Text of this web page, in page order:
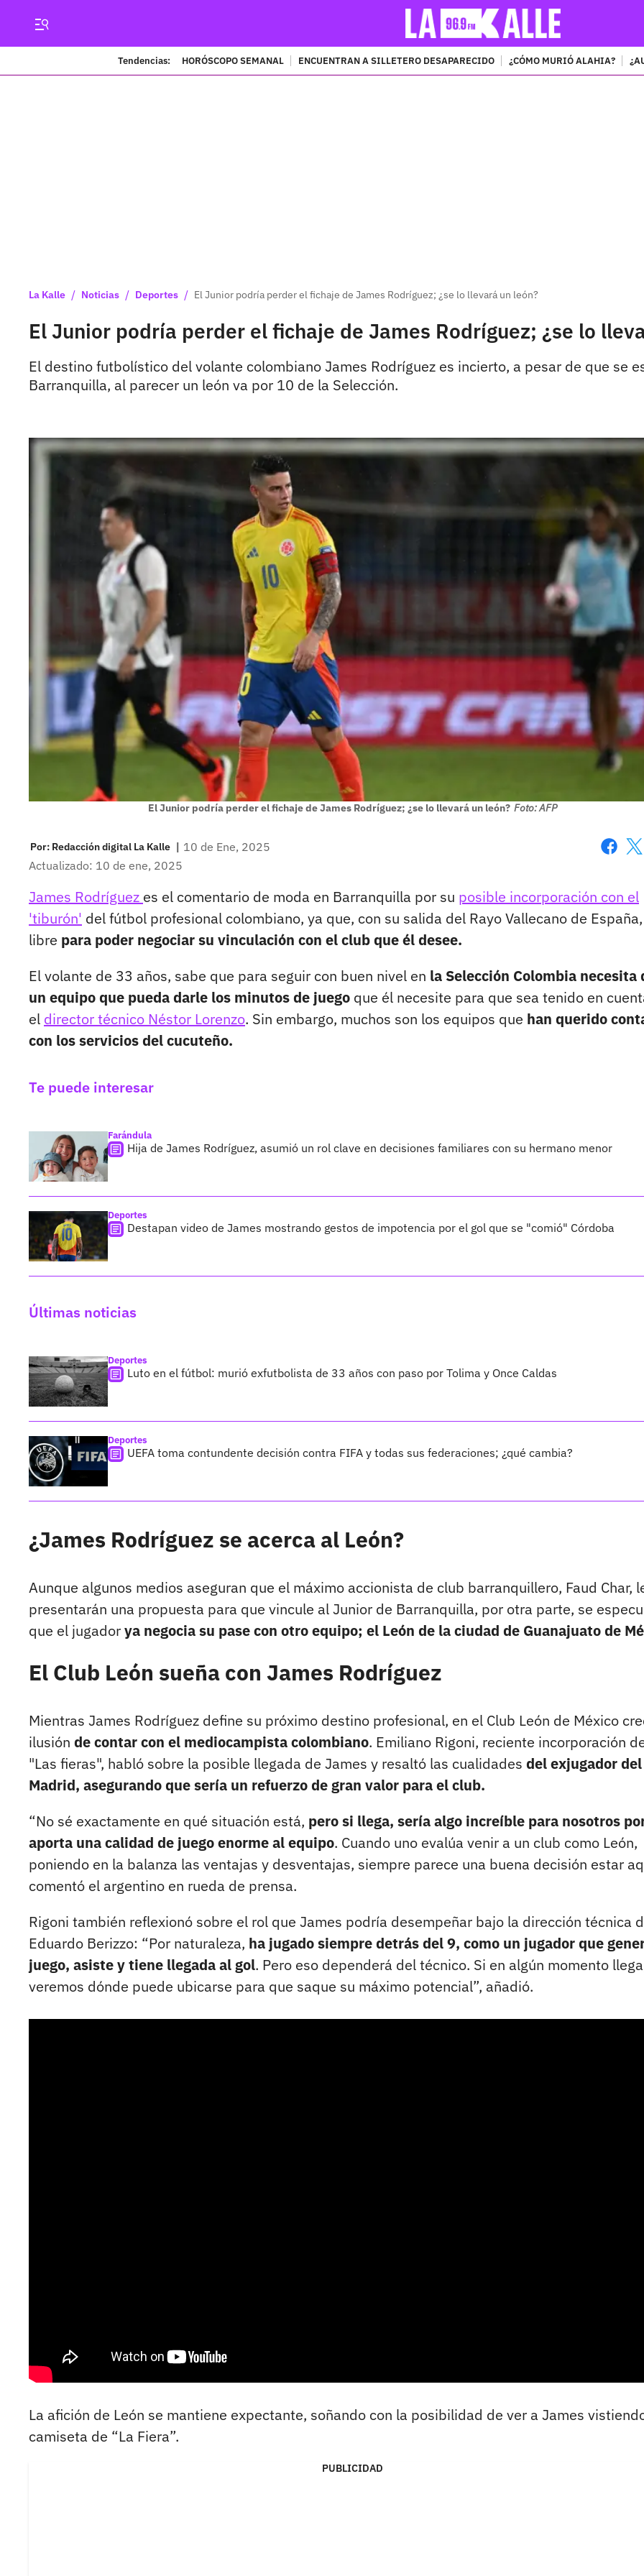
Tendencias: HORÓSCOPO SEMANAL ENCUENTRAN A SILLETERO DESAPARECIDO ¿CÓMO MURIÓ ALAHIA?
La Kalle / Noticias / Deportes / El Junior podría perder el fichaje de James Rodríguez; ¿se lo llevará un león?
El Junior podría perder el fichaje de James Rodríguez; ¿se lo
El destino futbolístico del volante colombiano James Rodríguez es incierto, a pesar de que se
Barranquilla, al parecer un león va por 10 de la Selección.
El Junior podría perder el fichaje de James Rodríguez; ¿se lo llevará un león? Foto: AFP
Por: Redacción digital La Kalle | 10 de Ene, 2025
Actualizado: 10 de ene, 2025
James Rodríguez es el comentario de moda en Barranquilla por su posible incorporación con el
'tiburón' del fútbol profesional colombiano, ya que, con su salida del Rayo Vallecano de
libre para poder negociar su vinculación con el club que él desee.
El volante de 33 años, sabe que para seguir con buen nivel en la Selección Colombia necesita
un equipo que pueda darle los minutos de juego que él necesite para que sea tenido en
el director técnico Néstor Lorenzo. Sin embargo, muchos son los equipos que han querido
con los servicios del cucuteño.
Te puede interesar
Farándula
Hija de James Rodríguez, asumió un rol clave en decisiones familiares con su hermano menor
Deportes
Destapan video de James mostrando gestos de impotencia por el gol que se "comió" Córdoba
Últimas noticias
Deportes
Luto en el fútbol: murió exfutbolista de 33 años con paso por Tolima y Once Caldas
Deportes
UEFA toma contundente decisión contra FIFA y todas sus federaciones; ¿qué cambia?
¿James Rodríguez se acerca al León?
Aunque algunos medios aseguran que el máximo accionista de club barranquillero, Faud Char,
presentarán una propuesta para que vincule al Junior de Barranquilla, por otra parte, se
que el jugadorya negocia su pase con otro equipo; el León de la ciudad de Guanajuato de
El Club León sueña con James Rodríguez
Mientras James Rodríguez define su próximo destino profesional, en el Club León de México
ilusión de contar con el mediocampista colombiano. Emiliano Rigoni, reciente incorporación
"Las fieras", habló sobre la posible llegada de James y resaltó las cualidades del exjugador
Madrid, asegurando que sería un refuerzo de gran valor para el club.
“No sé exactamente en qué situación está, pero si llega, sería algo increíble para nosotros
aporta una calidad de juego enorme al equipo. Cuando uno evalúa venir a un club como León,
poniendo en la balanza las ventajas y desventajas, siempre parece una buena decisión estar
comentó el argentino en rueda de prensa.
Rigoni también reflexionó sobre el rol que James podría desempeñar bajo la dirección técnica
Eduardo Berizzo: “Por naturaleza, ha jugado siempre detrás del 9, como un jugador que
juego, asiste y tiene llegada al gol. Pero eso dependerá del técnico. Si en algún momento
veremos dónde puede ubicarse para que saque su máximo potencial”, añadió.
La afición de León se mantiene expectante, soñando con la posibilidad de ver a James
camiseta de “La Fiera”.
PUBLICIDAD